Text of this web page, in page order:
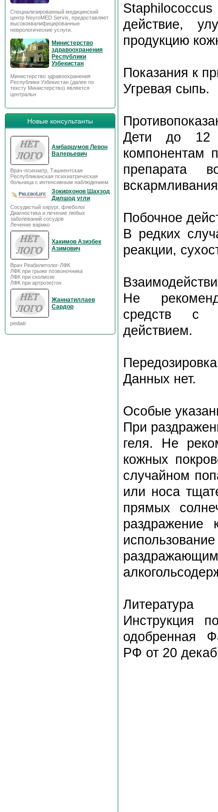
Специализированный медицинский
центр NeyroMED Servis, предоставляет
высококвалифицированные
неврологические услуги.
Министерство
здравоохранения
Республики
Узбекистан
Министерство здравоохранения
Республики Узбекистан (далее по
тексту Министерство) является
центральн
Новые консультанты
Амбарцумов Левон
Валерьевич
Врач-психиатр, Ташкентская
Республиканская психиатрическая
больница с интенсивным наблюдением
Зокирхонов Шахзод
Дилшод угли
Сосудистый хирург, флеболог
Диагностика и лечение любых
заболеваний сосудов
Лечение варико
Хакимов Азизбек
Азимович
Врач Реабилитолог-ЛФК
ЛФК при грыже позвоночника
ЛФК при сколиозе
ЛФК при артрозе(гон
Жаннатиллаев
Сардор
pediatr
действие,
продукцию
Показания к
Угревая сыпь.
Дети до 12
компонентам
препарата
Побочное
В редких
реакции,
Не
средств с
действием.
Передозировка
Данных нет.
Особые
При
геля. Не
кожных
случайном
или носа
прямых
раздражение
Литература
Инструкция
одобренная
РФ от 20